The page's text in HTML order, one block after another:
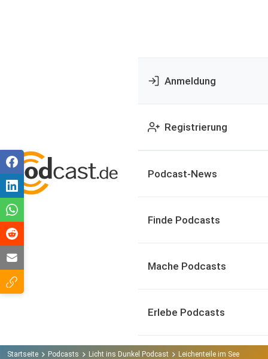
Anmeldung
Registrierung
Podcast-News
Finde Podcasts
Mache Podcasts
Erlebe Podcasts
Startseite Podcasts Licht ins Dunkel Podcast Leichenteile im See - #109